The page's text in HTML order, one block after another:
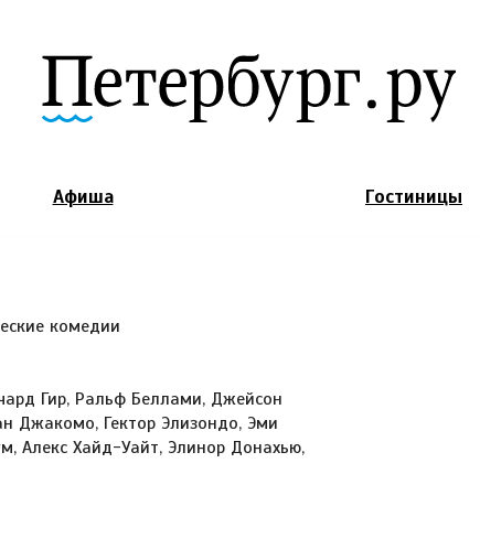
Афиша Гостиницы
комедии
Гир, Ральф Беллами, Джейсон
Джакомо, Гектор Элизондо, Эми
Алекс Хайд-Уайт, Элинор Донахью,